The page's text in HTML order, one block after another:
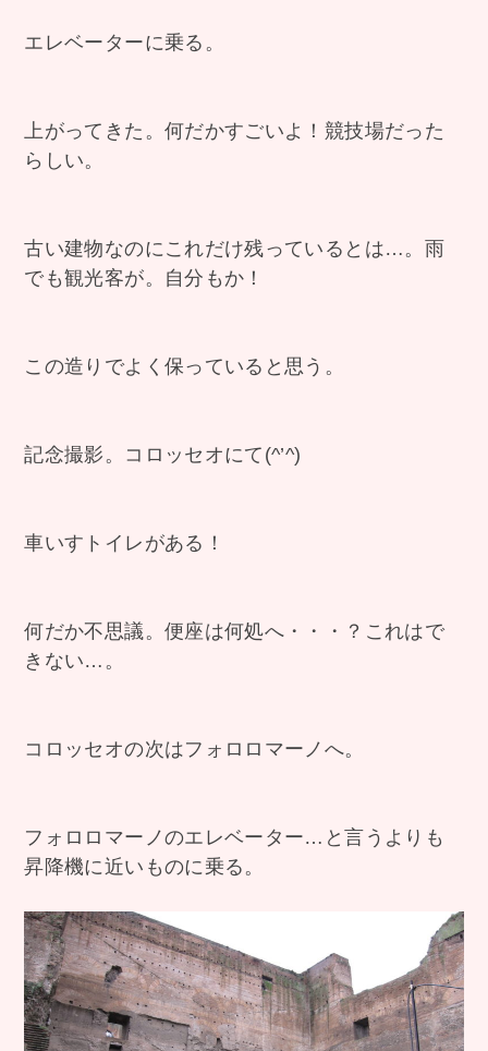
エレベーターに乗る。
上がってきた。何だかすごいよ！競技場だった
らしい。
古い建物なのにこれだけ残っているとは…。雨
でも観光客が。自分もか！
この造りでよく保っていると思う。
記念撮影。コロッセオにて(^’^)
車いすトイレがある！
何だか不思議。便座は何処へ・・・？これはで
きない…。
コロッセオの次はフォロロマーノへ。
フォロロマーノのエレベーター…と言うよりも
昇降機に近いものに乗る。